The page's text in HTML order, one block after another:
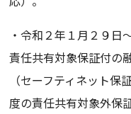
・令和２年１月２９日
責任共有対象保証付の
（セーフティネット保
度の責任共有対象外保